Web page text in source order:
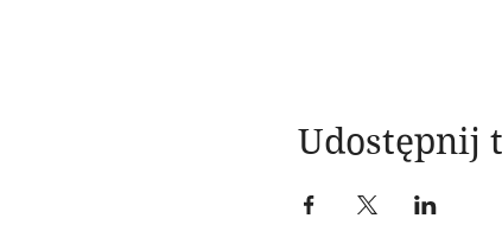
Udostępnij